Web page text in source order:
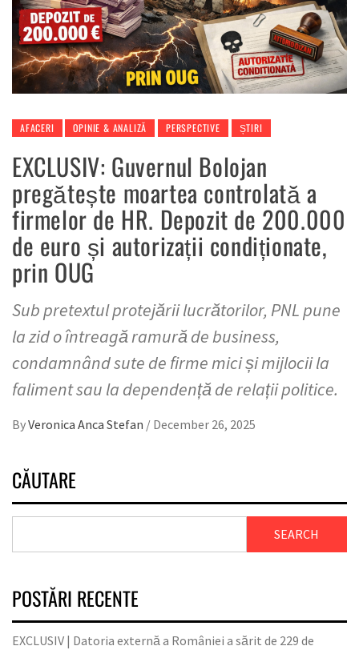
AFACERI OPINIE & ANALIZĂ PERSPECTIVE ȘTIRI
EXCLUSIV: Guvernul Bolojan
pregătește moartea controlată a
firmelor de HR. Depozit de 200.000
de euro și autorizații condiționate,
prin OUG
Sub pretextul protejării lucrătorilor, PNL pune
la zid o întreagă ramură de business,
condamnând sute de firme mici și mijlocii la
faliment sau la dependență de relații politice.
ByVeronica Anca Stefan / December 26, 2025
CĂUTARE
SEARCH
POSTĂRI RECENTE
EXCLUSIV | Datoria externă a României a sărit de 229 de